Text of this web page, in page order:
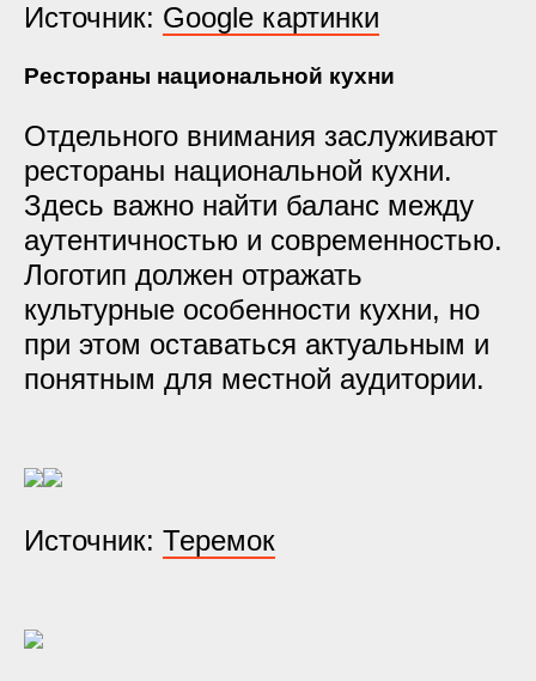
Источник: Google картинки
Рестораны национальной кухни
Отдельного внимания заслуживают
рестораны национальной кухни.
Здесь важно найти баланс между
аутентичностью и современностью.
Логотип должен отражать
культурные особенности кухни, но
при этом оставаться актуальным и
понятным для местной аудитории.
Источник: Теремок